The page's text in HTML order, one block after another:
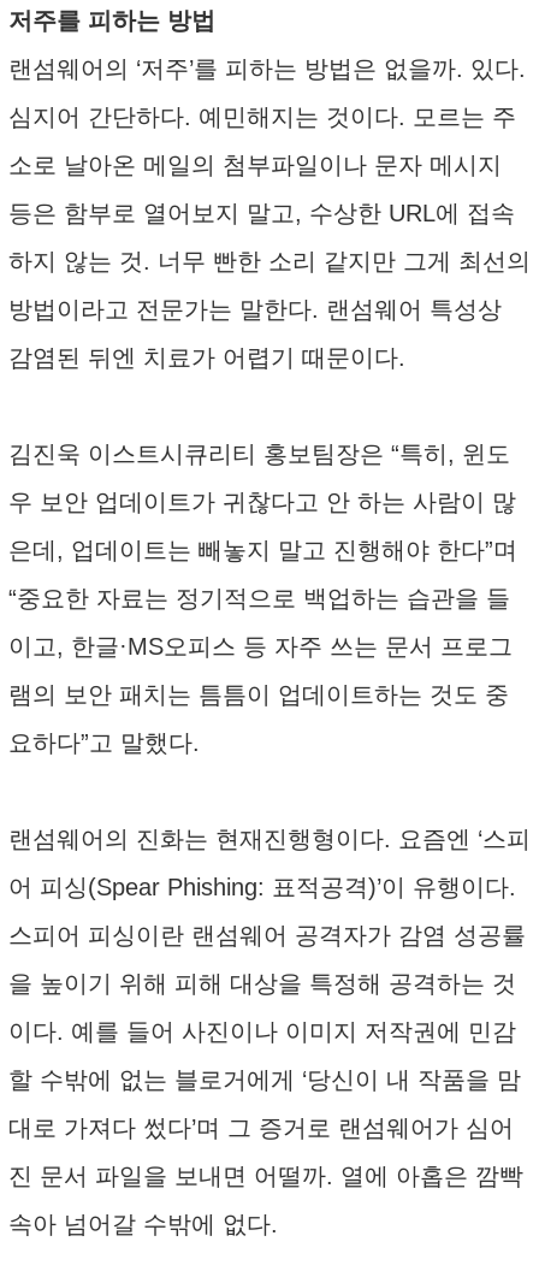
저주를 피하는 방법
랜섬웨어의 ‘저주’를 피하는 방법은 없을까. 있다.
심지어 간단하다. 예민해지는 것이다. 모르는 주
소로 날아온 메일의 첨부파일이나 문자 메시지
등은 함부로 열어보지 말고, 수상한 URL에 접속
하지 않는 것. 너무 빤한 소리 같지만 그게 최선의
방법이라고 전문가는 말한다. 랜섬웨어 특성상
감염된 뒤엔 치료가 어렵기 때문이다.
김진욱 이스트시큐리티 홍보팀장은 “특히, 윈도
우 보안 업데이트가 귀찮다고 안 하는 사람이 많
은데, 업데이트는 빼놓지 말고 진행해야 한다”며
“중요한 자료는 정기적으로 백업하는 습관을 들
이고, 한글·MS오피스 등 자주 쓰는 문서 프로그
램의 보안 패치는 틈틈이 업데이트하는 것도 중
요하다”고 말했다.
랜섬웨어의 진화는 현재진행형이다. 요즘엔 ‘스피
어 피싱(Spear Phishing: 표적공격)’이 유행이다.
스피어 피싱이란 랜섬웨어 공격자가 감염 성공률
을 높이기 위해 피해 대상을 특정해 공격하는 것
이다. 예를 들어 사진이나 이미지 저작권에 민감
할 수밖에 없는 블로거에게 ‘당신이 내 작품을 맘
대로 가져다 썼다’며 그 증거로 랜섬웨어가 심어
진 문서 파일을 보내면 어떨까. 열에 아홉은 깜빡
속아 넘어갈 수밖에 없다.